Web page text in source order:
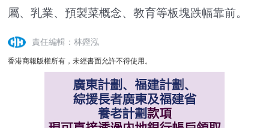
屬、乳業、預製菜概念、教育等板塊跌幅靠前。
責任編輯：林鏗泓
香港商報版權所有，未經書面允許不得使用。